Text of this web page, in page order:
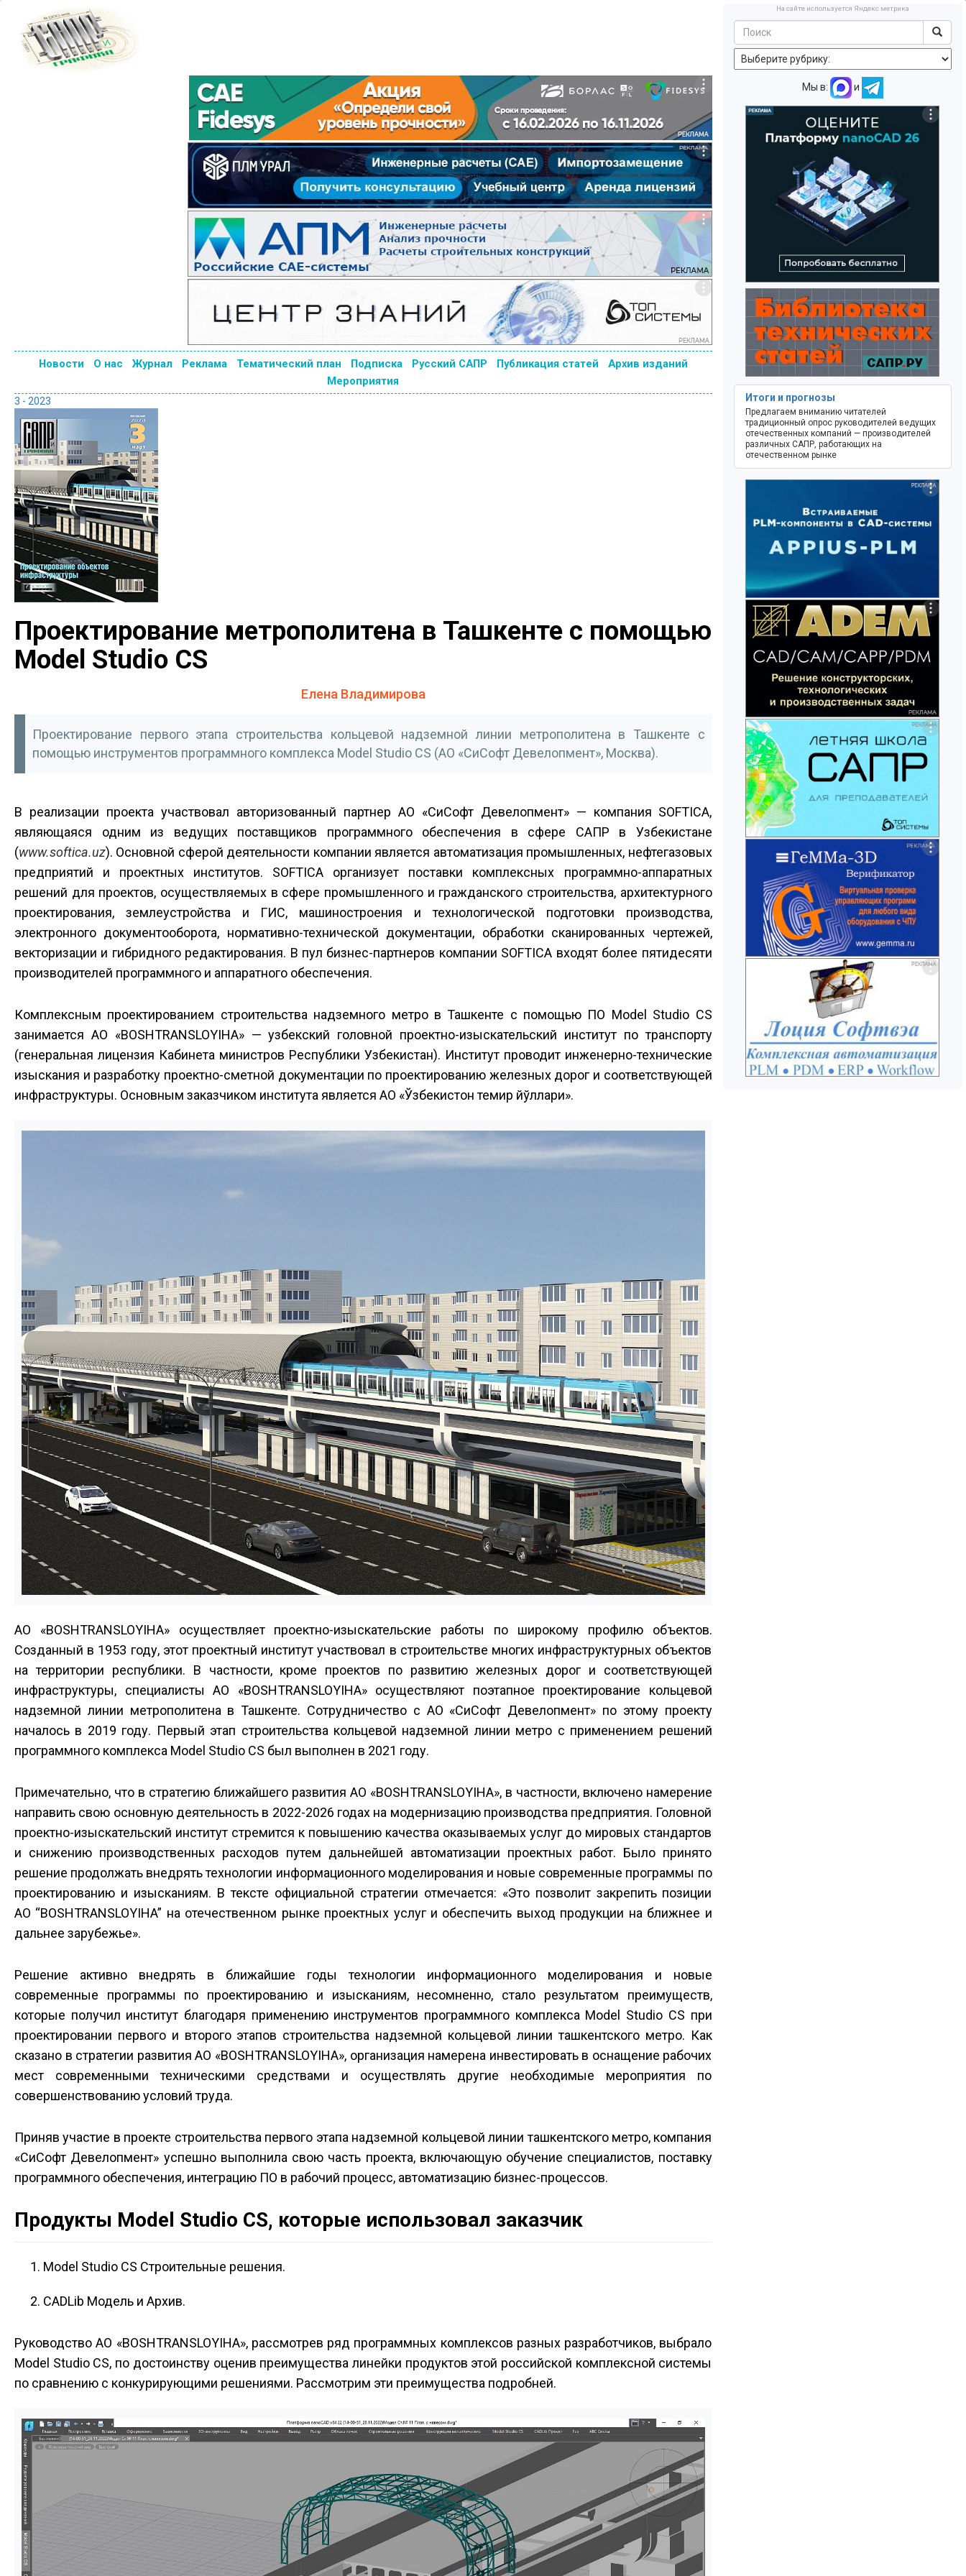
Новости О нас Журнал Реклама Тематический план Подписка Русский САПР Публикация статей
Архив изданий
Мероприятия
3 - 2023
Проектирование метрополитена в Ташкенте с помощью
Model Studio CS
Елена Владимирова
Проектирование первого этапа строительства кольцевой надземной линии метрополитена в Ташкенте с
помощью инструментов программного комплекса Model Studio CS (АО «СиСофт Девелопмент», Москва).
В реализации проекта участвовал авторизованный партнер АО «СиСофт Девелопмент» — компания SOFTICA,
являющаяся одним из ведущих поставщиков программного обеспечения в сфере САПР в Узбекистане
(www.softica.uz). Основной сферой деятельности компании является автоматизация промышленных, нефтегазовых
предприятий и проектных институтов. SOFTICA организует поставки комплексных программно-аппаратных
решений для проектов, осуществляемых в сфере промышленного и гражданского строительства, архитектурного
проектирования, землеустройства и ГИС, машиностроения и технологической подготовки производства,
электронного документооборота, нормативно-технической документации, обработки сканированных чертежей,
векторизации и гибридного редактирования. В пул бизнес-партнеров компании SOFTICA входят более пятидесяти
производителей программного и аппаратного обеспечения.
Комплексным проектированием строительства надземного метро в Ташкенте с помощью ПО Model Studio CS
занимается АО «BOSHTRANSLOYIHA» — узбекский головной проектно-изыскательский институт по транспорту
(генеральная лицензия Кабинета министров Республики Узбекистан). Институт проводит инженерно-технические
изыскания и разработку проектно-сметной документации по проектированию железных дорог и соответствующей
инфраструктуры. Основным заказчиком института является АО «Ўзбекистон темир йўллари».
АО «BOSHTRANSLOYIHA» осуществляет проектно-изыскательские работы по широкому профилю объектов.
Созданный в 1953 году, этот проектный институт участвовал в строительстве многих инфраструктурных объектов
на территории республики. В частности, кроме проектов по развитию железных дорог и соответствующей
инфраструктуры, специалисты АО «BOSHTRANSLOYIHA» осуществляют поэтапное проектирование кольцевой
надземной линии метрополитена в Ташкенте. Сотрудничество с АО «СиСофт Девелопмент» по этому проекту
началось в 2019 году. Первый этап строительства кольцевой надземной линии метро с применением решений
программного комплекса Model Studio CS был выполнен в 2021 году.
Примечательно, что в стратегию ближайшего развития АО «BOSHTRANSLOYIHA», в частности, включено намерение
направить свою основную деятельность в 2022-2026 годах на модернизацию производства предприятия. Головной
проектно-изыскательский институт стремится к повышению качества оказываемых услуг до мировых стандартов
и снижению производственных расходов путем дальнейшей автоматизации проектных работ. Было принято
решение продолжать внедрять технологии информационного моделирования и новые современные программы по
проектированию и изысканиям. В тексте официальной стратегии отмечается: «Это позволит закрепить позиции
АО “BOSHTRANSLOYIHA” на отечественном рынке проектных услуг и обеспечить выход продукции на ближнее и
дальнее зарубежье».
Решение активно внедрять в ближайшие годы технологии информационного моделирования и новые
современные программы по проектированию и изысканиям, несомненно, стало результатом преимуществ,
которые получил институт благодаря применению инструментов программного комплекса Model Studio CS при
проектировании первого и второго этапов строительства надземной кольцевой линии ташкентского метро. Как
сказано в стратегии развития АО «BOSHTRANSLOYIHA», организация намерена инвестировать в оснащение рабочих
мест современными техническими средствами и осуществлять другие необходимые мероприятия по
совершенствованию условий труда.
Приняв участие в проекте строительства первого этапа надземной кольцевой линии ташкентского метро, компания
«СиСофт Девелопмент» успешно выполнила свою часть проекта, включающую обучение специалистов, поставку
программного обеспечения, интеграцию ПО в рабочий процесс, автоматизацию бизнес-процессов.
Продукты Model Studio CS, которые использовал заказчик
Model Studio CS Строительные решения.
CADLib Модель и Архив.
Руководство АО «BOSHTRANSLOYIHA», рассмотрев ряд программных комплексов разных разработчиков, выбрало
Model Studio CS, по достоинству оценив преимущества линейки продуктов этой российской комплексной системы
по сравнению с конкурирующими решениями. Рассмотрим эти преимущества подробней.
На сайте используется Яндекс метрика
Мы в: и
Итоги и прогнозы
Предлагаем вниманию читателей
традиционный опрос руководителей ведущих
отечественных компаний — производителей
различных САПР, работающих на
отечественном рынке